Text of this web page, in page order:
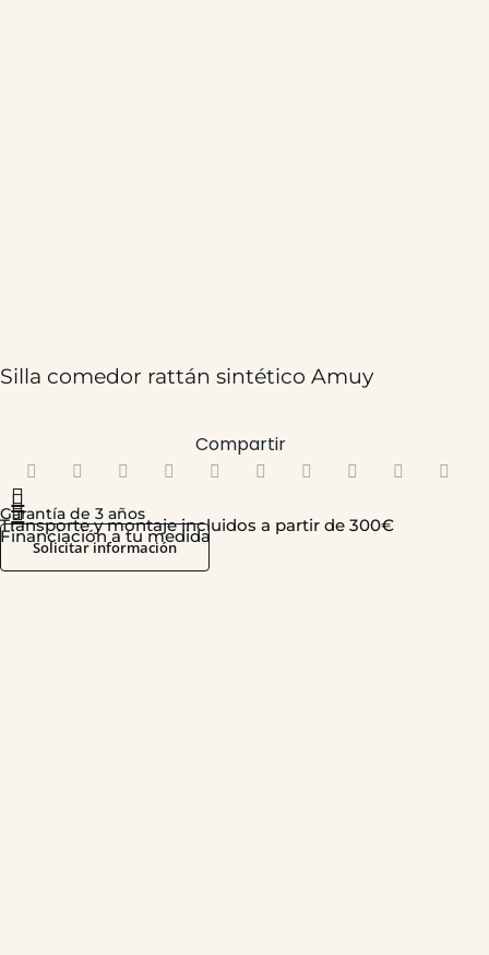
Silla comedor rattán sintético Amuy
Compartir
Transporte y montaje incluidos a partir de 300€
Garantía de 3 años
Financiación a tu medida
Solicitar información